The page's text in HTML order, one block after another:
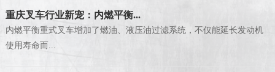
重庆叉车行业新宠：内燃平衡...
内燃平衡重式叉车增加了燃油、液压油过滤系统，不仅能延长发动机
使用寿命而...